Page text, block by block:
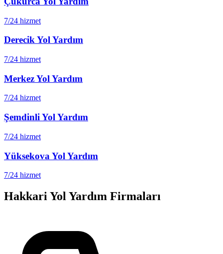
7/24 hizmet
DerecikYol Yardım
7/24 hizmet
MerkezYol Yardım
7/24 hizmet
Şemdinli Yol Yardım
7/24 hizmet
Yüksekova Yol Yardım
7/24 hizmet
HakkariYol Yardım Firmaları